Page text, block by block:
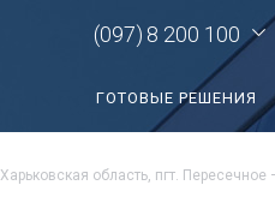
(097) 8 200 100
ГОТОВЫЕ РЕШЕНИЯ
Харьковская область, пгт. Пересечное